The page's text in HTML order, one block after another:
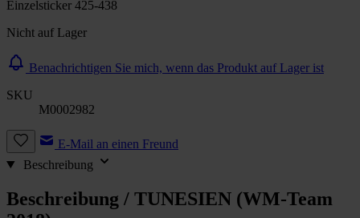
Einzelsticker 425-438
Nicht auf Lager
Benachrichtigen Sie mich, wenn das Produkt auf Lager ist
SKU
M0002982
E-Mail an einen Freund
Beschreibung
Beschreibung / TUNESIEN (WM-Team